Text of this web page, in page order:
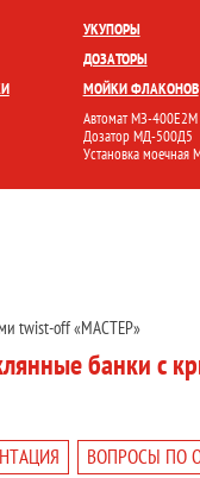
УКУПОРЫ
ДОЗАТОРЫ
МОЙКИ ФЛАКОНОВ
Автомат МЗ-400Е2М
Дозатор МД-500Д5
Установка моечная
ФАСОВКА МОЙКА ТАРЫ
twist-off «МАСТЕР»
банки с
ВОПРОСЫ ПО